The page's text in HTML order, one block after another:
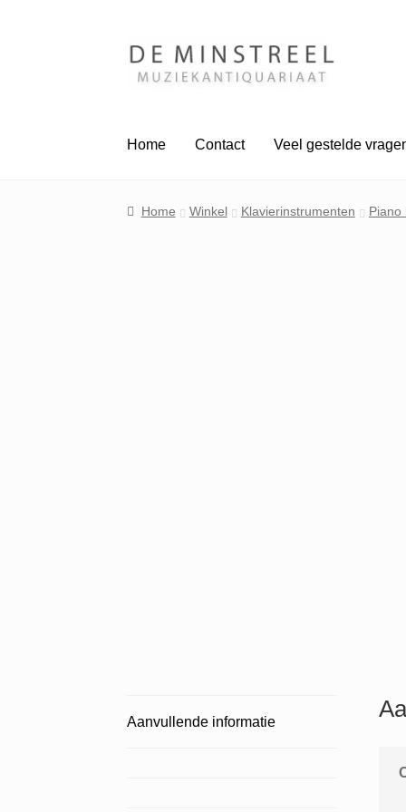
Ga
door
Ga
naar
Home
Contact Veel gestelde
Home Winkel Klavierinstrumenten Piano
Aanvullende informatie